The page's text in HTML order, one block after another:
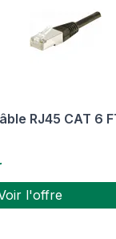
RJ45 CAT 6
l'offre